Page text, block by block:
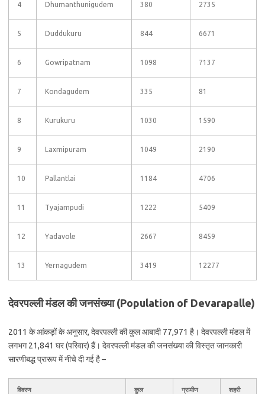
4 Dhumanthunigudem 380 2735
5 Duddukuru 844 6671
6 Gowripatnam 1098 7137
7 Kondagudem 335 81
8 Kurukuru 1030 1590
9 Laxmipuram 1049 2190
10 Pallantlai 1184 4706
11 Tyajampudi 1222 5409
12 Yadavole 2667 8459
13 Yernagudem 3419 12277
देवरपल्ली मंडल की जनसंख्या (Population of Devarapalle)
2011 के आंकड़ों के अनुसार, देवरपल्ली की कुल आबादी 77,971 है। देवरपल्ली मंडल में
लगभग 21,841 घर (परिवार) हैं। देवरपल्ली मंडल की जनसंख्या की विस्तृत जानकारी
सारणीबद्ध प्रारूप में नीचे दी गई है –
विवरण कुल ग्रामीण शहरी